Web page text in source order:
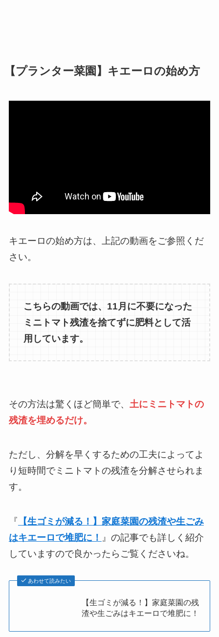
【プランター菜園】キエーロの始め方
キエーロの始め方は、上記の動画をご参照くだ
さい。
こちらの動画では、11月に不要になった
ミニトマト残渣を捨てずに肥料として活
用しています。
その方法は驚くほど簡単で、 土にミニトマトの
残渣を埋めるだけ。
ただし、分解を早くするための工夫によってよ
り短時間でミニトマトの残渣を分解させられま
す。
『 【生ゴミが減る！】家庭菜園の残渣や生ごみ
はキエーロで堆肥に！ 』の記事でも詳しく紹介
していますので良かったらご覧くださいね。
あわせて読みたい
【生ゴミが減る！】家庭菜園の残
渣や生ごみはキエーロで堆肥に！